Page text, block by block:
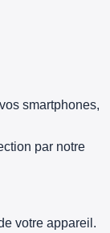
smartphones,
par notre
votre appareil.